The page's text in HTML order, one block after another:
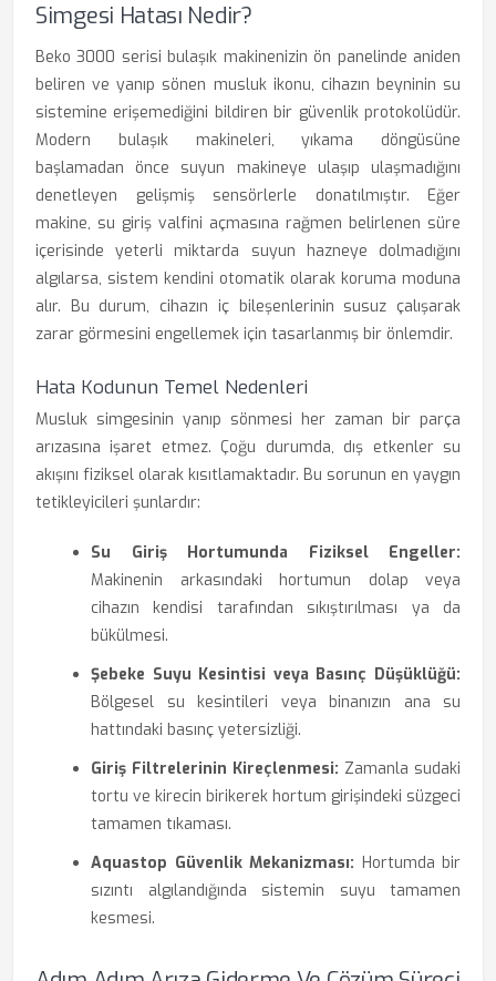
Simgesi Hatası Nedir?
Beko 3000 serisi bulaşık makinenizin ön panelinde aniden
beliren ve yanıp sönen musluk ikonu, cihazın beyninin su
sistemine erişemediğini bildiren bir güvenlik protokolüdür.
Modern bulaşık makineleri, yıkama döngüsüne
başlamadan önce suyun makineye ulaşıp ulaşmadığını
denetleyen gelişmiş sensörlerle donatılmıştır. Eğer
makine, su giriş valfini açmasına rağmen belirlenen süre
içerisinde yeterli miktarda suyun hazneye dolmadığını
algılarsa, sistem kendini otomatik olarak koruma moduna
alır. Bu durum, cihazın iç bileşenlerinin susuz çalışarak
zarar görmesini engellemek için tasarlanmış bir önlemdir.
Hata Kodunun Temel Nedenleri
Musluk simgesinin yanıp sönmesi her zaman bir parça
arızasına işaret etmez. Çoğu durumda, dış etkenler su
akışını fiziksel olarak kısıtlamaktadır. Bu sorunun en yaygın
tetikleyicileri şunlardır:
Su Giriş Hortumunda Fiziksel Engeller:
Makinenin arkasındaki hortumun dolap veya
cihazın kendisi tarafından sıkıştırılması ya da
bükülmesi.
Şebeke Suyu Kesintisi veya Basınç Düşüklüğü:
Bölgesel su kesintileri veya binanızın ana su
hattındaki basınç yetersizliği.
Giriş Filtrelerinin Kireçlenmesi: Zamanla sudaki
tortu ve kirecin birikerek hortum girişindeki süzgeci
tamamen tıkaması.
Aquastop Güvenlik Mekanizması: Hortumda bir
sızıntı algılandığında sistemin suyu tamamen
kesmesi.